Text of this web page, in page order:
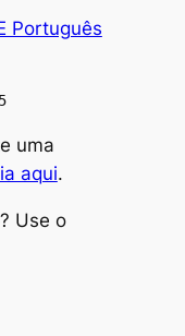
Português
uma
aqui.
Use o